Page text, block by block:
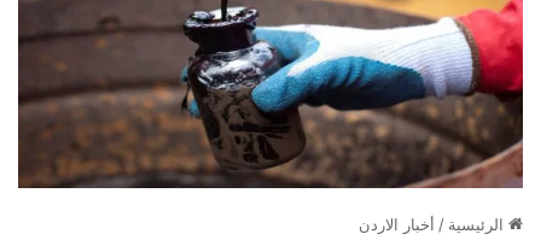
الرئيسية / أخبار الاردن